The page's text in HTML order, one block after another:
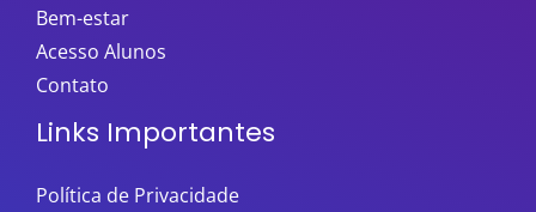
Bem-estar
Acesso Alunos
Contato
Links Importantes
Política de Privacidade